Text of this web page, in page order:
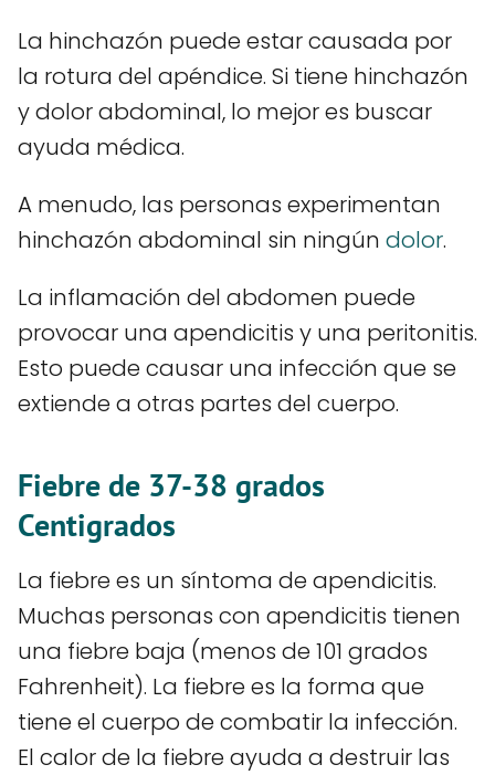
La hinchazón puede estar causada por
la rotura del apéndice. Si tiene hinchazón
y dolor abdominal, lo mejor es buscar
ayuda médica.
A menudo, las personas experimentan
hinchazón abdominal sin ningún dolor.
La inflamación del abdomen puede
provocar una apendicitis y una peritonitis.
Esto puede causar una infección que se
extiende a otras partes del cuerpo.
Fiebre de 37-38 grados
Centigrados
La fiebre es un síntoma de apendicitis.
Muchas personas con apendicitis tienen
una fiebre baja (menos de 101 grados
Fahrenheit). La fiebre es la forma que
tiene el cuerpo de combatir la infección.
El calor de la fiebre ayuda a destruir las